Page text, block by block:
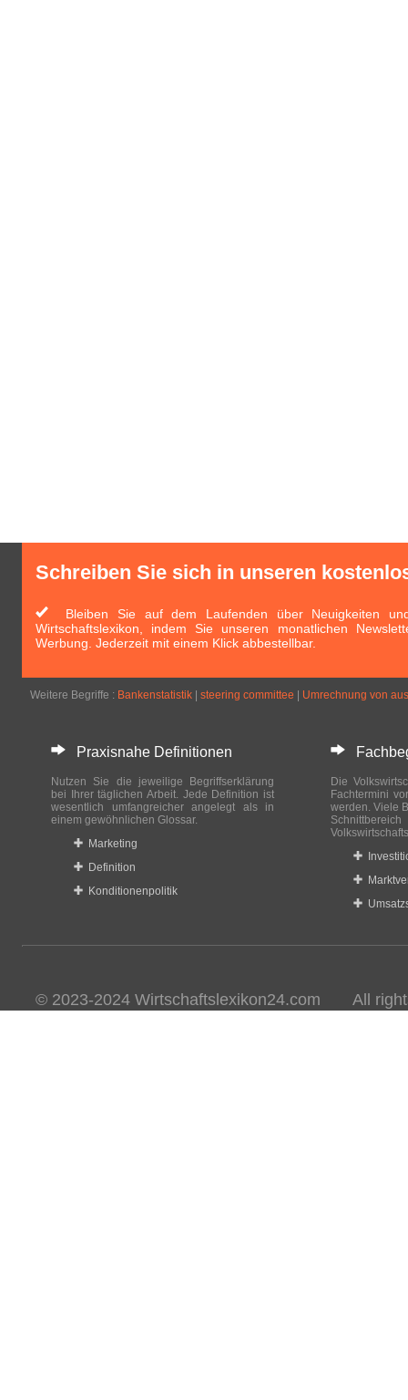
Schreiben Sie sich in unseren
Bleiben Sie auf dem Laufenden über Neuigkeiten
Wirtschaftslexikon, indem Sie unseren monatlichen
Werbung. Jederzeit mit einem Klick abbestellbar.
Weitere Begriffe : Bankenstatistik steering committee Umrechnung von
Praxisnahe Definitionen
Nutzen Sie die jeweilige Begriffserklärung
bei Ihrer täglichen Arbeit. Jede Definition ist
wesentlich umfangreicher angelegt als in
einem gewöhnlichen Glossar.
Marketing
Definition
Konditionenpolitik
Die
Fachtermini
werden. Viele
© 2023-2024 Wirtschaftslexikon24.com All